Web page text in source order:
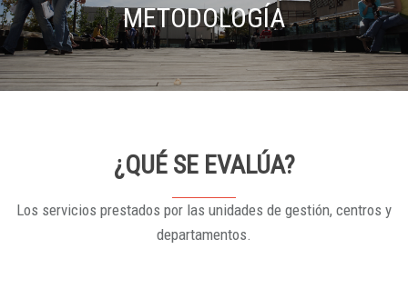
METODOLOGÍA
¿QUÉ SE EVALÚA?
Los servicios prestados por las unidades de gestión, centros y
departamentos.